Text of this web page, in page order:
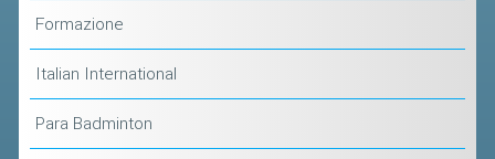
Formazione
Italian International
Para Badminton
CAMPIONATI A SQUADRE